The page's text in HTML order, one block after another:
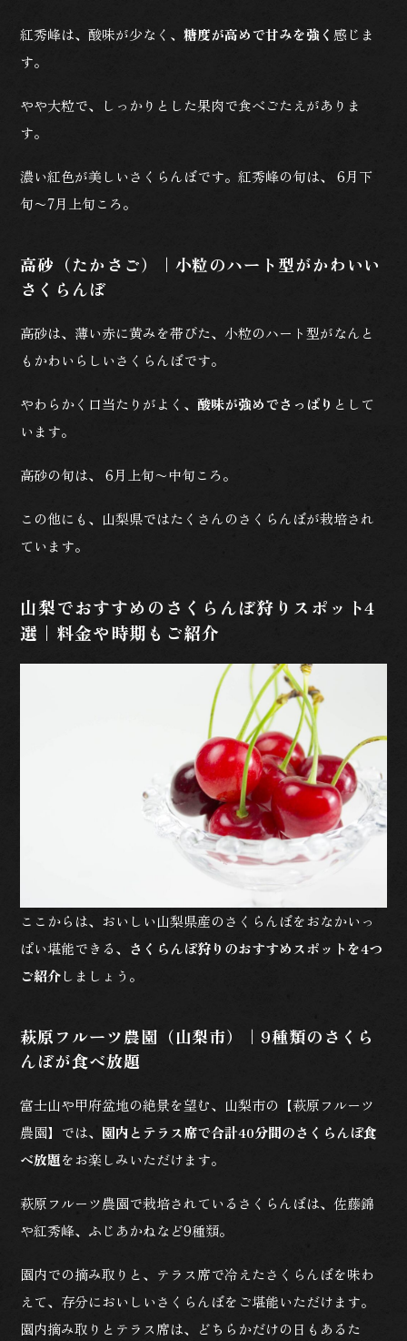
紅秀峰は、酸味が少なく、糖度が高めで甘みを強く感じま
す。
やや大粒で、しっかりとした果肉で食べごたえがありま
す。
濃い紅色が美しいさくらんぼです。紅秀峰の旬は、 6月下
旬〜7月上旬ころ。
高砂（たかさご）｜小粒のハート型がかわいい
さくらんぼ
高砂は、薄い赤に黄みを帯びた、小粒のハート型がなんと
もかわいらしいさくらんぼです。
やわらかく口当たりがよく、酸味が強めでさっぱり として
います。
高砂の旬は、 6月上旬〜中旬ころ。
この他にも、山梨県ではたくさんのさくらんぼが栽培され
ています。
山梨でおすすめのさくらんぼ狩りスポット4
選｜料金や時期もご紹介
ここからは、おいしい山梨県産のさくらんぼをおなかいっ
ぱい堪能できる、 さくらんぼ狩りのおすすめスポットを4つ
ご紹介しましょう。
萩原フルーツ農園（山梨市）｜9種類のさくら
んぼが食べ放題
富士山や甲府盆地の絶景を望む、山梨市の【萩原フルーツ
農園】では、 園内とテラス席で合計40分間のさくらんぼ食
べ放題をお楽しみいただけます。
萩原フルーツ農園で栽培されているさくらんぼは、佐藤錦
や紅秀峰、ふじあかねなど9種類。
園内での摘み取りと、テラス席で冷えたさくらんぼを味わ
えて、存分においしいさくらんぼをご堪能いただけます。
園内摘み取りとテラス席は、どちらかだけの日もあるた